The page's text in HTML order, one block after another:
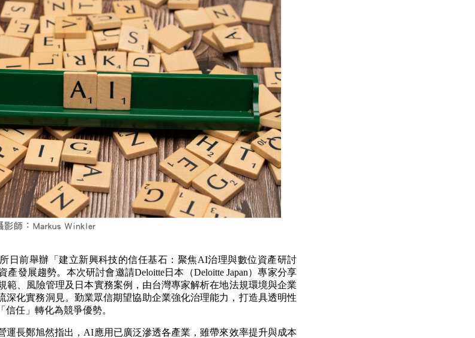
日前舉辦「建立新興科技的信任基石：聚焦AI治理與數位資產研討
發展趨勢。本次研討會邀請Deloitte日本（Deloitte Japan）專家分享
範、風險管理及日本實務案例，由台灣專家解析在地法規環境與企業
深化實務洞見。勤業眾信期望協助企業強化治理能力，打造具透明性
任」轉化為競爭優勢。
運長鄭旭然指出，AI應用已廣泛滲透各產業，雖帶來效率提升與成本